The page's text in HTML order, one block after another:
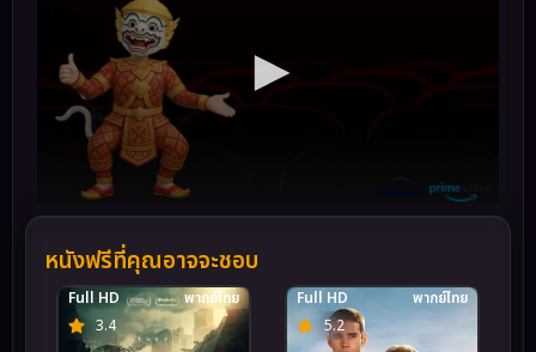
หนังฟรีที่คุณอาจจะชอบ
3.4
Full HD พากย์ไทย
5.2
Full HD พากย์ไทย